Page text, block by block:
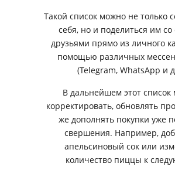
Такой список можно не только
себя, но и поделиться им
друзьями прямо из личного
помощью различных
(Telegram, WhatsApp и
В дальнейшем этот
корректировать, обновлять
же дополнять покупки уже
свершения. Например,
апельсиновый сок или
количество пиццы к